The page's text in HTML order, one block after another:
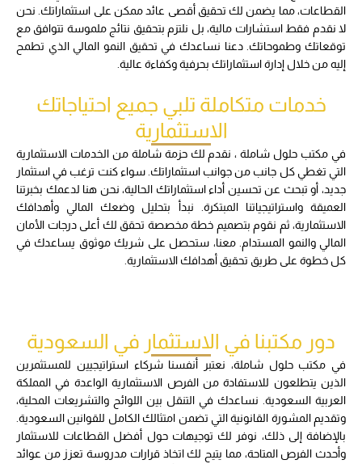
القطاعات، مما يضمن لك تحقيق أقصى عائد ممكن على استثماراتك. نحن
لا نقدم فقط استشارات مالية، بل نلتزم بتحقيق نتائج ملموسة تتوافق مع
توقعاتك وطموحاتك. دعنا نساعدك في تحقيق النمو المالي الذي تطمح
إليه من خلال إدارة استثماراتك بحرفية وكفاءة عالية.
خدمات متكاملة تلبي جميع احتياجاتك
الاستثمارية
في مكتب حلول شاملة ، نقدم لك حزمة شاملة من الخدمات الاستثمارية
التي تغطي كل جانب من جوانب استثماراتك. سواء كنت ترغب في استثمار
جديد، أو تبحث عن تحسين أداء استثماراتك الحالية، نحن هنا لدعمك بخبرتنا
العميقة واستراتيجياتنا المبتكرة. نبدأ بتحليل وضعك المالي وأهدافك
الاستثمارية، ثم نقوم بتصميم خطة مخصصة تحقق لك أعلى درجات الأمان
المالي والنمو المستدام. معنا، ستحصل على شريك موثوق يساعدك في
كل خطوة على طريق تحقيق أهدافك الاستثمارية.
دور مكتبنا في الاستثمار في السعودية
في مكتب حلول شاملة، نعتبر أنفسنا شركاء استراتيجيين للمستثمرين
الذين يتطلعون للاستفادة من الفرص الاستثمارية الواعدة في المملكة
العربية السعودية. نساعدك في التنقل بين اللوائح والتشريعات المحلية،
وتقديم المشورة القانونية التي تضمن امتثالك الكامل للقوانين السعودية.
بالإضافة إلى ذلك، نوفر لك توجيهات حول أفضل القطاعات للاستثمار
وأحدث الفرص المتاحة، مما يتيح لك اتخاذ قرارات مدروسة تعزز من عوائد